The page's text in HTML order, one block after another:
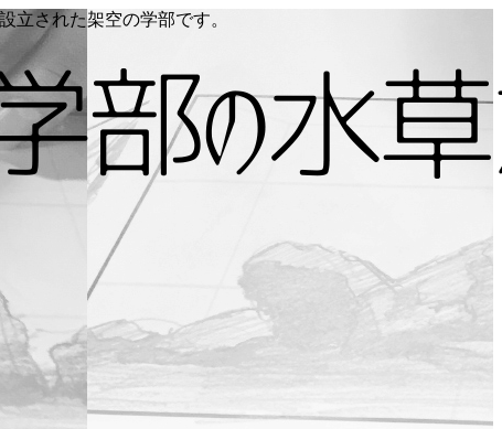
立された架空の学部です。